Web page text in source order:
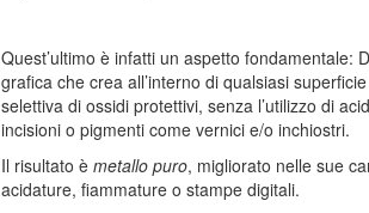
Quest’ultimo è infatti un aspetto fondamentale:
grafica che crea all’interno di qualsiasi
selettiva di ossidi protettivi, senza l’utilizzo di
incisioni o pigmenti come vernici e/o inchiostri.
Il risultato è metallo puro, migliorato nelle sue
acidature, fiammature o stampe digitali.